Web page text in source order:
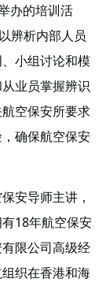
办的培训活
辨析内部人员
小组讨论和模
业员掌握辨识
空保安所要求
确保航空保安
安导师主讲，
18年航空保安
限公司高级经
织在香港和海